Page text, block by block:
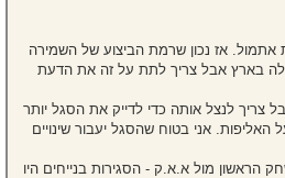
אתמול. אז נכון שרמת הביצוע של השמירה
בארץ אבל צריך לתת על זה את הדעת
צריך לנצל אותה כדי לדייק את הסגל יותר
אני בטוח שהסגל יעבור שינויים
הראשון מול א.א.ק - הסגירות בנייחים היו